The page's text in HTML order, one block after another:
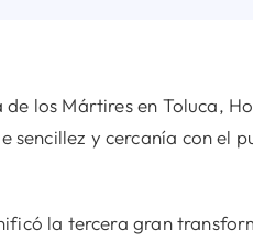
los Mártires en Toluca,
y cercanía con el
la tercera gran